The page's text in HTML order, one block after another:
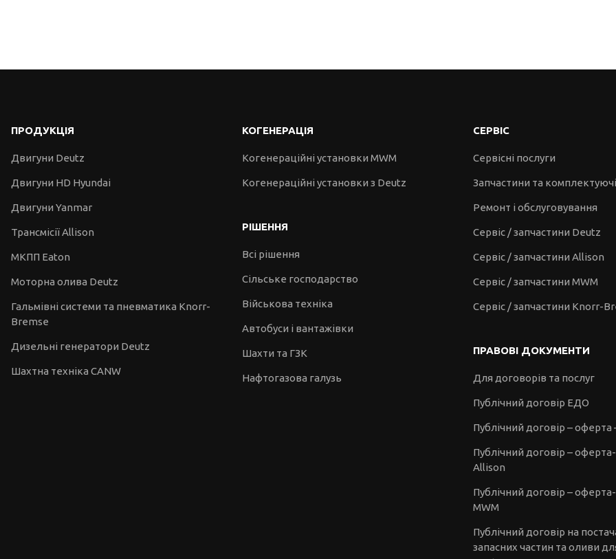
ПРОДУКЦІЯ
Двигуни Deutz
Двигуни HD Hyundai
Двигуни Yanmar
Трансмісії Allison
МКПП Eaton
Моторна олива Deutz
Гальмівні системи та пневматика Knorr-
Bremse
Дизельні генератори Deutz
Шахтна техніка CANW
КОГЕНЕРАЦІЯ
Когенераційні установки MWM
Когенераційні установки з Deutz
РІШЕННЯ
Всі рішення
Сільське господарство
Військова техніка
Автобуси і вантажівки
Шахти та ГЗК
Нафтогазова галузь
СЕРВІС
Сервісні послуги
Запчастини та комплектуючі
Ремонт і обслуговування
Сервіс / запчастини Deutz
Сервіс / запчастини Allison
Сервіс / запчастини MWM
Сервіс / запчастини Knorr-
ПРАВОВІ ДОКУМЕНТИ
Для договорів та послуг
Публічний договір ЕДО
Публічний договір – оферта
Публічний договір –
Allison
Публічний договір –
MWM
Публічний договір на
запасних частин та оливи